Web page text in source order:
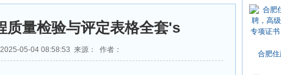
质量检验与评定表格全套's
05-04 08:58:53 来源： 作者： 合肥